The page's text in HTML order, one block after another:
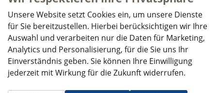
Verkehrszeichenerkennung
Einparkhilfe: Parksensoren hinten inkl.
akustischer Warnmeldung
MULTIMEDIA UND KOMMUNIKATION:
Bordcomputer
Unsere Website setzt Cookies ein, um unsere Dienste
für Sie bereitzustellen. Hierbei berücksichtigen wir Ihre
Auswahl und verarbeiten nur die Daten für Marketing,
Analytics und Personalisierung, für die Sie uns Ihr
Einverständnis geben. Sie können Ihre Einwilligung
jederzeit mit Wirkung für die Zukunft widerrufen.